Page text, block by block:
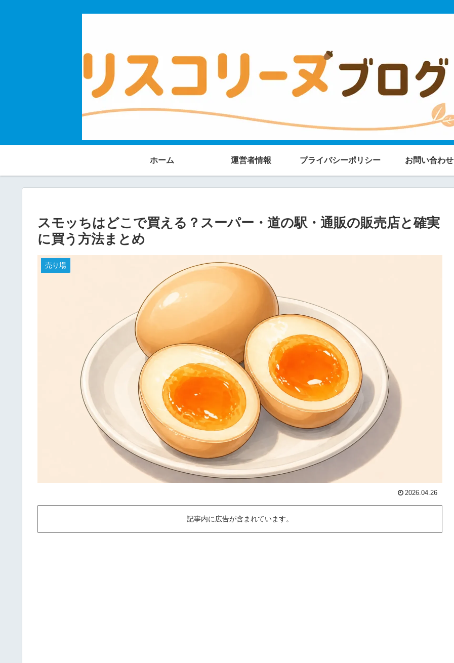
ホーム 運営者情報 プライバシーポリシー お問い合わせ
スモッちはどこで買える？スーパー・道の駅・通販の販売店と確実
に買う方法まとめ
売り場
2026.04.26
記事内に広告が含まれています。